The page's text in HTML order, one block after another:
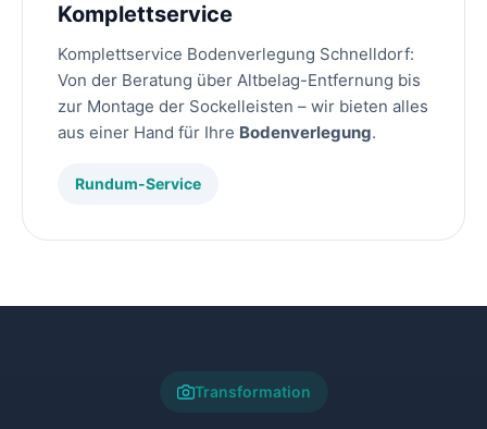
Komplettservice
Komplettservice Bodenverlegung Schnelldorf:
Von der Beratung über Altbelag-Entfernung bis
zur Montage der Sockelleisten – wir bieten alles
aus einer Hand für Ihre Bodenverlegung.
Rundum-Service
Transformation